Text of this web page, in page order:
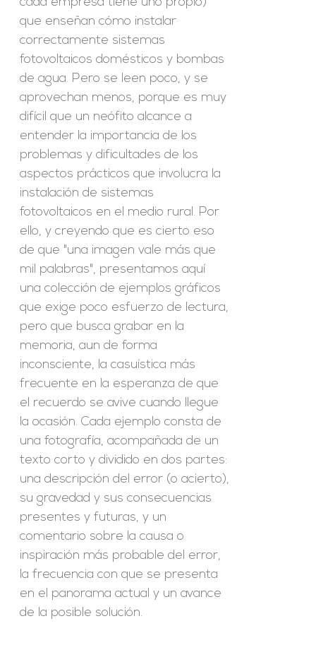
que enseñan cómo instalar
correctamente sistemas
fotovoltaicos domésticos y bombas
de agua. Pero se leen poco, y se
aprovechan menos, porque es muy
difícil que un neófito alcance a
entender la importancia de los
problemas y dificultades de los
aspectos prácticos que involucra la
instalación de sistemas
fotovoltaicos en el medio rural. Por
ello, y creyendo que es cierto eso
de que "una imagen vale más que
mil palabras", presentamos aquí
una colección de ejemplos gráficos
que exige poco esfuerzo de lectura,
pero que busca grabar en la
memoria, aun de forma
inconsciente, la casuística más
frecuente en la esperanza de que
el recuerdo se avive cuando llegue
la ocasión. Cada ejemplo consta de
una fotografía, acompañada de un
texto corto y dividido en dos partes:
una descripción del error (o acierto),
su gravedad y sus consecuencias
presentes y futuras, y un
comentario sobre la causa o
inspiración más probable del error,
la frecuencia con que se presenta
en el panorama actual y un avance
de la posible solución.